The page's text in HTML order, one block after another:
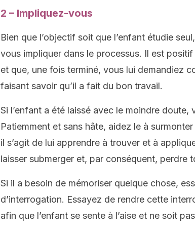
2 – Impliquez-vous
Bien que l’objectif soit que l’enfant étudie
vous impliquer dans le processus. Il est positif
et que, une fois terminé, vous lui demandiez
faisant savoir qu’il a fait du bon travail.
Si l’enfant a été laissé avec le moindre doute,
Patiemment et sans hâte, aidez le à
il s’agit de lui apprendre à trouver et à
laisser submerger et, par conséquent, perdre
Si il a besoin de mémoriser quelque chose,
d’interrogation. Essayez de rendre cette
afin que l’enfant se sente à l’aise et ne soit